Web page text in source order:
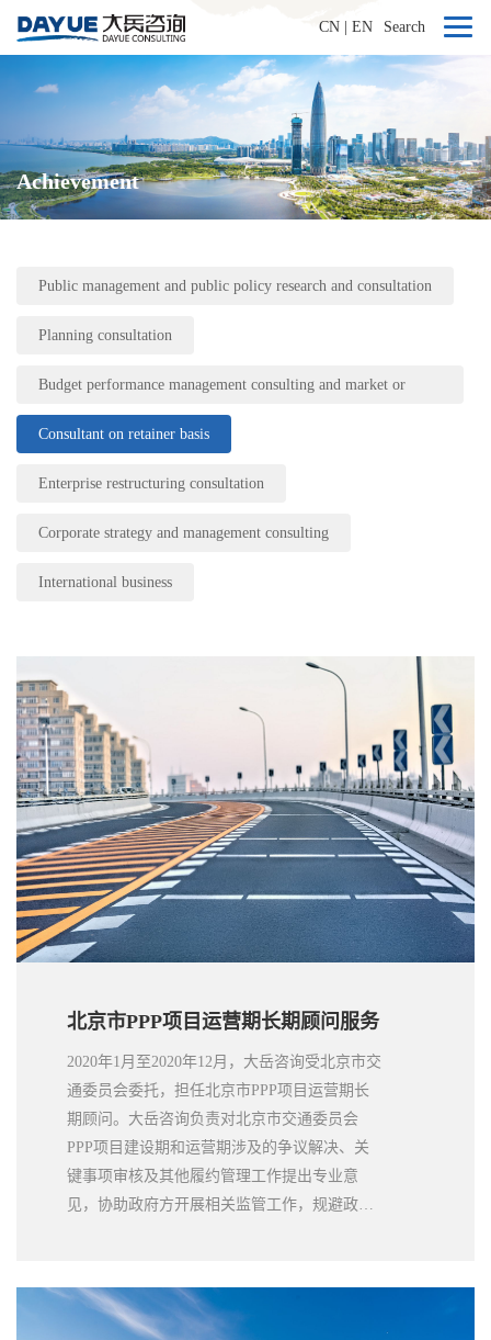
CN EN Search
Achievement
Public management and public policy research and consultation
Planning consultation
Budget performance management consulting and market or
Consultant on retainer basis
Enterprise restructuring consultation
Corporate strategy and management consulting
International business
北京市PPP项目运营期长期顾问服务
2020年1月至2020年12月，大岳咨询受北京市交
通委员会委托，担任北京市PPP项目运营期长
期顾问。大岳咨询负责对北京市交通委员会
PPP项目建设期和运营期涉及的争议解决、关
键事项审核及其他履约管理工作提出专业意
见，协助政府方开展相关监管工作，规避政府